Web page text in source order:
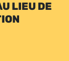
LIEU DE